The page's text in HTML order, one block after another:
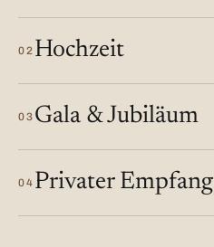
02 Hochzeit
03 Gala & Jubiläum
04 Privater Empfang